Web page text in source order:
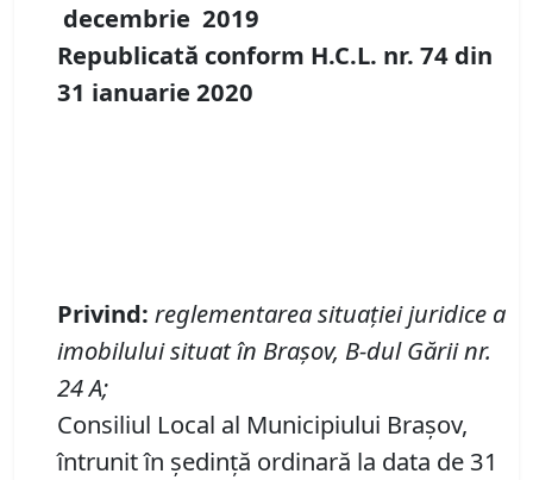
decembrie 2019
Republicată conform H.C.L. nr. 74 din
31 ianuarie 2020
Privind: reglementarea situației juridice a
imobilului situat în Brașov, B-dul Găriinr.
24 A;
Consiliul Local al Municipiului Brașov,
întrunit în ședință ordinară la data de 31